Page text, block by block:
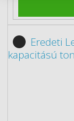
Eredeti
kapacitású